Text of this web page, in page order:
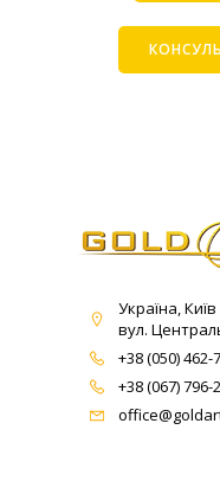
Україна, Київ
вул.
+38 (050) 462-
+38 (067) 796-